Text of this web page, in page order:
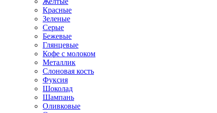
Красные
Зеленые
Серые
Бежевые
Глянцевые
Кофе с молоком
Металлик
Слоновая кость
Фуксия
Шоколад
Шампань
Оливковые